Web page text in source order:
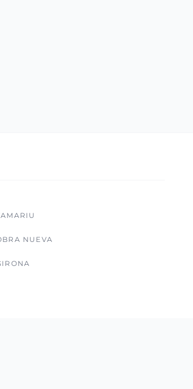
NUEVA